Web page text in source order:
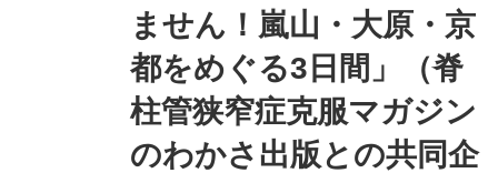
ません！嵐山・大原・京
都をめぐる3日間」（脊
柱管狭窄症克服マガジン
のわかさ出版との共同企